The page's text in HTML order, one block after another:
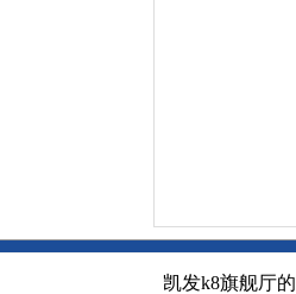
凯发k8旗舰厅